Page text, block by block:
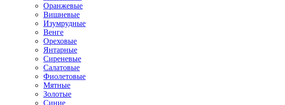
Оранжевые
Вишневые
Изумрудные
Венге
Ореховые
Янтарные
Сиреневые
Салатовые
Фиолетовые
Мятные
Золотые
Синие